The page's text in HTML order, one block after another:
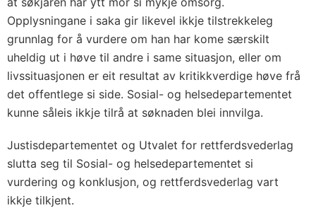
Opplysningane i saka gir likevel ikkje tilstrekkeleg
grunnlag for å vurdere om han har kome særskilt
uheldig ut i høve til andre i same situasjon, eller om
livssituasjonen er eit resultat av kritikkverdige høve frå
det offentlege si side. Sosial- og helsedepartementet
kunne såleis ikkje tilrå at søknaden blei innvilga.
Justisdepartementet og Utvalet for rettferdsvederlag
slutta seg til Sosial- og helsedepartementet si
vurdering og konklusjon, og rettferdsvederlag vart
ikkje tilkjent.